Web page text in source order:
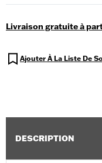
Livraison gratuite à
Ajouter À La Liste De
DESCRIPTION